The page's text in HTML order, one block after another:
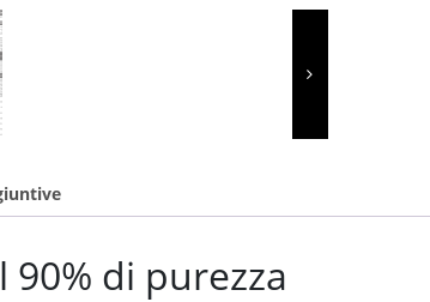
90% di purezza